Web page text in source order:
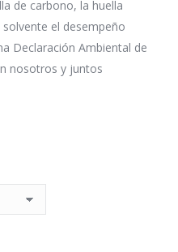
de carbono, la huella
el desempeño
Declaración Ambiental de
nosotros y juntos